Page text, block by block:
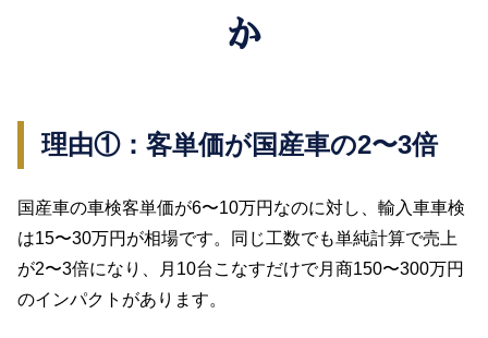
か
理由①：客単価が国産車の2〜3倍
国産車の車検客単価が6〜10万円なのに対し、輸入車車検
は15〜30万円が相場です。同じ工数でも単純計算で売上
が2〜3倍になり、月10台こなすだけで月商150〜300万円
のインパクトがあります。